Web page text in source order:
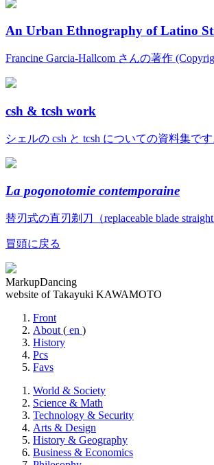
An Urban Ethnography of Latino
Francine Garcia-Hallcom さんの著作
csh & tcsh work
シェルの csh と tcsh についての資料集です
La pogonotomie contemporaine
替刃式の直刃剃刀（replaceable blade
冒頭に戻る
MarkupDancing
website of Takayuki KAWAMOTO
Front
About ( en )
History
Pcs
Favs
World & Society
Science & Math
Technology & Security
Arts & Design
History & Geography
Business & Economics